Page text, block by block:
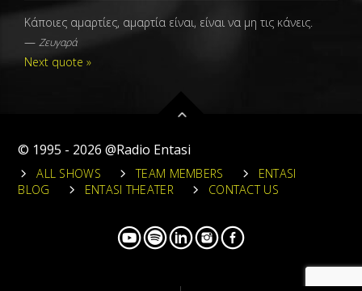
Κάποιες αμαρτίες, αμαρτία είναι, είναι να μη τις κάνεις.
— Ζευγαρά
Next quote »
© 1995 - 2026 @Radio Entasi
ALL SHOWS TEAM MEMBERS
ENTASI
BLOG
ENTASI THEATER CONTACT US